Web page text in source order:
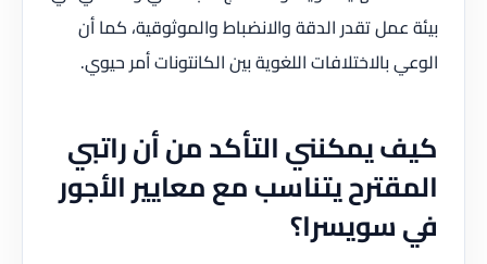
بيئة عمل تقدر الدقة والانضباط والموثوقية، كما أن
الوعي بالاختلافات اللغوية بين الكانتونات أمر حيوي.
كيف يمكنني التأكد من أن راتبي
المقترح يتناسب مع معايير الأجور
في سويسرا؟